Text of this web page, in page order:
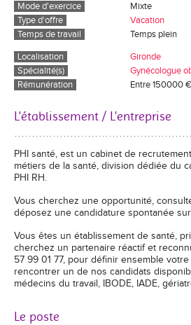
Mode d'exercice
Mixte
Type d'offre
Vacation
Temps de travail
Temps plein
Localisation
Gironde
Spécialité(s)
Gynécologue
Rémunération
Entre 150000
L'établissement / L'entreprise
PHI santé, est un cabinet de
métiers de la santé, division dédiée du
PHI RH.
Vous cherchez une opportunité,
déposez une candidature spontanée
Vous êtes un établissement de santé,
cherchez un partenaire réactif et
57 99 01 77, pour définir ensemble
rencontrer un de nos candidats
médecins du travail, IBODE, IADE,
Le poste